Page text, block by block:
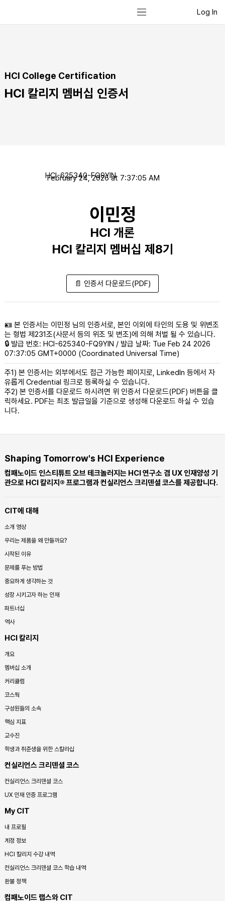
Log In
HCI College Certification
HCI 칼리지 멤버십 인증서
이민정
HCI 개론
HCI 칼리지 멤버십 제8기
HCI-625340-FQ9YIN
February 24, 2026 at 7:37:05 AM
📄 인증서 다운로드(PDF)
🪪 본 인증서는 이민정 님의 인증서로, 본인 이외에 타인의 도용 및 위변조
는 형법 제231조(사문서 등의 위조 및 변조)에 의해 처벌 될 수 있습니다.
🔒 발급 번호: HCI-625340-FQ9YIN / 발급 날짜: Tue Feb 24 2026
07:37:05 GMT+0000 (Coordinated Universal Time)
주1) 본 인증서는 외부에서도 접근 가능한 페이지로, LinkedIn 등에서 자
유롭게 Credential 링크로 등록하실 수 있습니다.
주2) 본 인증서를 다운로드 하시려면 위 인증서 다운로드(PDF) 버튼을 클
릭하세요. PDF는 최초 발급일을 기준으로 생성해 다운로드 하실 수 있습
니다.
Shaping Tomorrow's HCI Experience
컴패노이드 인스티튜트 오브 테크놀러지는 HCI 연구소 겸 UX 인재양성 기
관으로 HCI 칼리지® 프로그램과 컨실리언스 크리덴셜 코스를 제공합니다.
CIT에 대해
소개 영상
우리는 제품을 왜 만들까요?
시작된 이유
문제를 푸는 방법
중요하게 생각하는 것
성장 시키고자 하는 인재
파트너십
역사
HCI 칼리지
개요
멤버십 소개
커리큘럼
코스웍
구성원들의 소속
핵심 지표
교수진
학생과 취준생을 위한 스칼라십
컨실리언스 크리덴셜 코스
컨실리언스 크리덴셜 코스
UX 인재 인증 프로그램
My CIT
내 프로필
계정 정보
HCI 칼리지 수강 내역
컨실리언스 크리덴셜 코스 학습 내역
환불 정책
컴패노이드 랩스와 CIT